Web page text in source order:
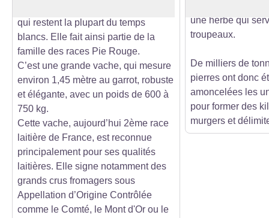
qui restent la plupart du temps
blancs. Elle fait ainsi partie de la
famille des races Pie Rouge.
C’est une grande vache, qui mesure
environ 1,45 mètre au garrot, robuste
et élégante, avec un poids de 600 à
750 kg.
Cette vache, aujourd’hui 2ème race
laitière de France, est reconnue
principalement pour ses qualités
laitières. Elle signe notamment des
grands crus fromagers sous
Appellation d’Origine Contrôlée
comme le Comté, le Mont d'Or ou le
une herbe qui
troupeaux.
De milliers de
pierres ont donc
amoncelées les
pour former des
murgers et